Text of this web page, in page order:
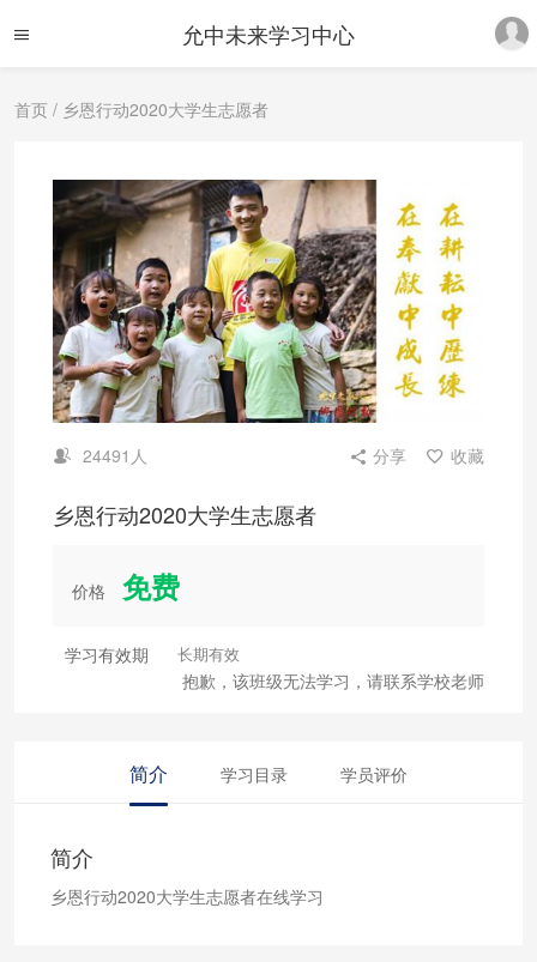
允中未来学习中心
首页 / 乡恩行动2020大学生志愿者
24491人 分享 收藏
乡恩行动2020大学生志愿者
价格 免费
学习有效期 长期有效
抱歉，该班级无法学习，请联系学校老师
简介 学习目录 学员评价
简介
乡恩行动2020大学生志愿者在线学习